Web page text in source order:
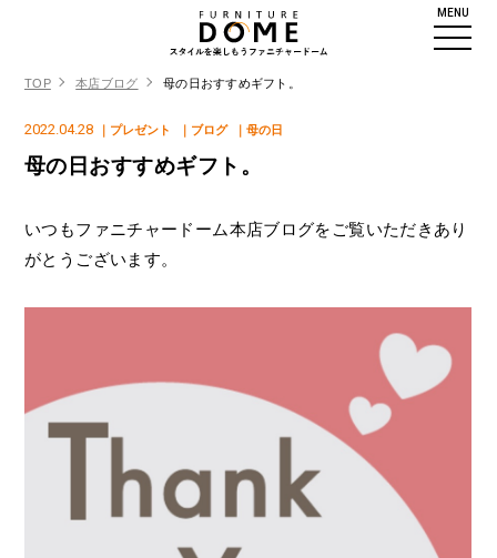
MENU
TOP 本店ブログ 母の日おすすめギフト。
2022.04.28 ｜プレゼント ｜ブログ ｜母の日
母の日おすすめギフト。
いつもファニチャードーム本店ブログをご覧いただきあり
がとうございます。